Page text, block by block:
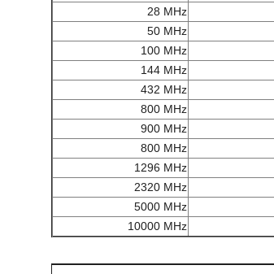
28 MHz
50 MHz
100 MHz
144 MHz
432 MHz
800 MHz
900 MHz
800 MHz
1296 MHz
2320 MHz
5000 MHz
10000 MHz